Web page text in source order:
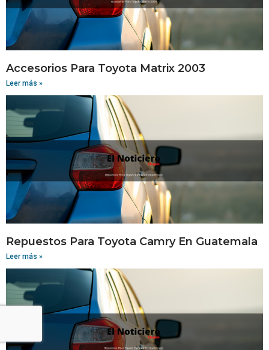
Accesorios Para Toyota Matrix 2003
Leer más »
Repuestos Para Toyota Camry En Guatemala
Leer más »